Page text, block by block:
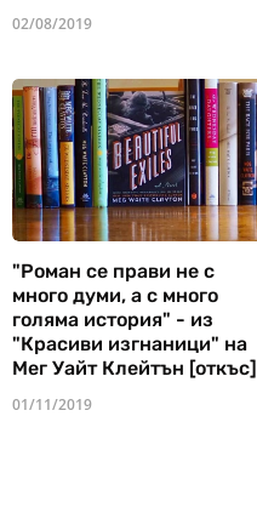
02/08/2019
"Роман се прави не с
много думи, а с много
голяма история" - из
"Красиви изгнаници" на
Мег Уайт Клейтън [откъс]
01/11/2019